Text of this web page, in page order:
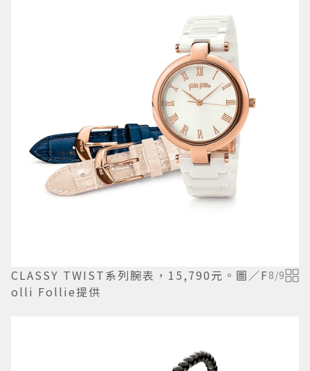
CLASSY TWIST系列腕表，15,790元。圖／F
olli Follie提供
8/9